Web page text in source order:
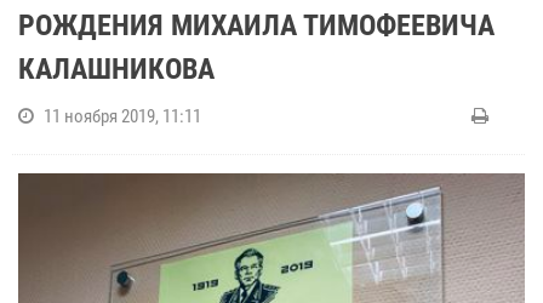
РОЖДЕНИЯ МИХАИЛА ТИМОФЕЕВИЧА
КАЛАШНИКОВА
11 ноября 2019, 11:11